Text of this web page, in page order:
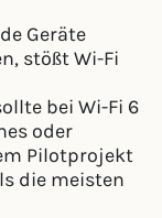
Geräte
stößt Wi-Fi
bei Wi-Fi 6
oder
Pilotprojekt
die meisten